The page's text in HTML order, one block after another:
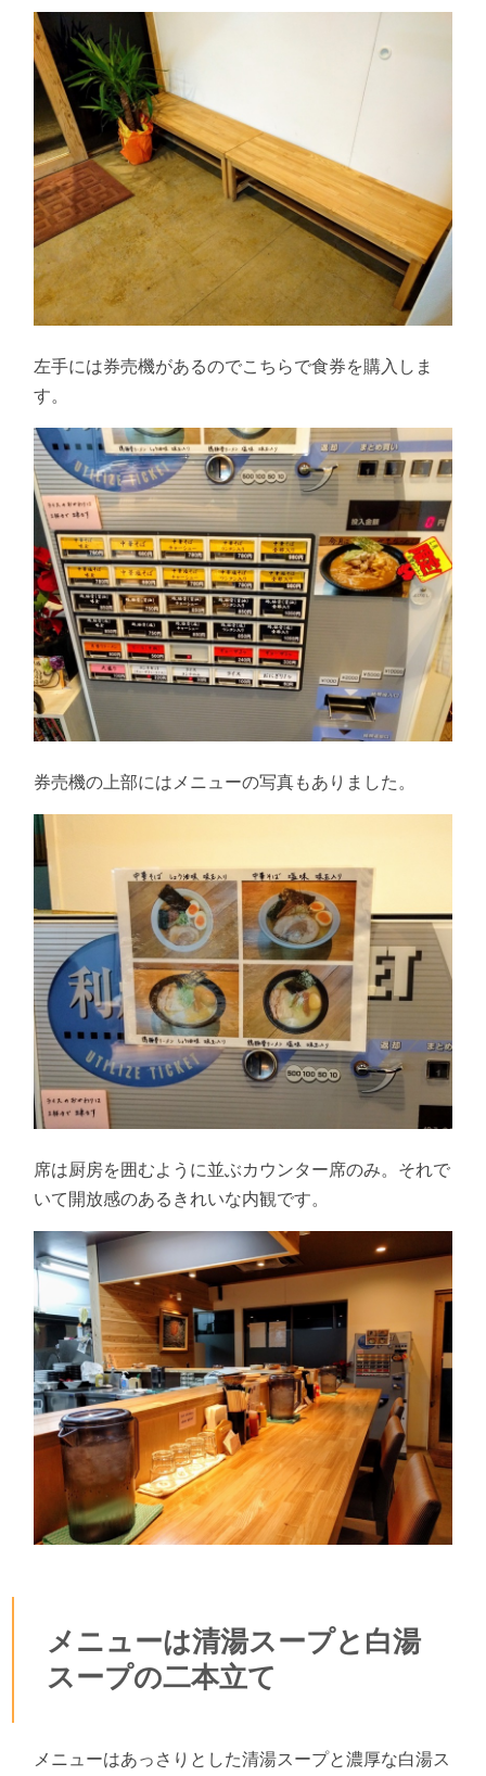
左手には券売機があるのでこちらで食券を購入しま
す。
券売機の上部にはメニューの写真もありました。
席は厨房を囲むように並ぶカウンター席のみ。それで
いて開放感のあるきれいな内観です。
メニューは清湯スープと白湯
スープの二本立て
メニューはあっさりとした清湯スープと濃厚な白湯ス